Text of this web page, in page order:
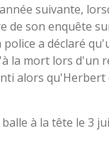
suivante,
de son enquête
a déclaré
la mort lors d'un
alors
à la tête le 3